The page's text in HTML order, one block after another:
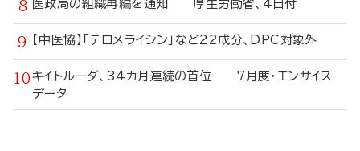
医政局の組織再編を通知 厚生労働省、4日付
【中医協】「テロメライシン」など22成分、DPC対象外
キイトルーダ、34カ月連続の首位 7月度・エンサイス
データ